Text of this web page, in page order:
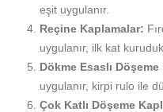
eşit uygulanır.
Reçine Kaplamalar:
uygulanır, ilk kat
Dökme Esaslı
uygulanır, kirpi rulo ile
Çok Katlı Döşeme